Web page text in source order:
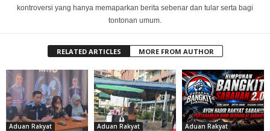
kontroversi yang hanya memaparkan berita sebenar dan tular serta bagi
tontonan umum.
RELATED ARTICLES MORE FROM AUTHOR
Aduan Rakyat Aduan Rakyat Aduan Rakyat